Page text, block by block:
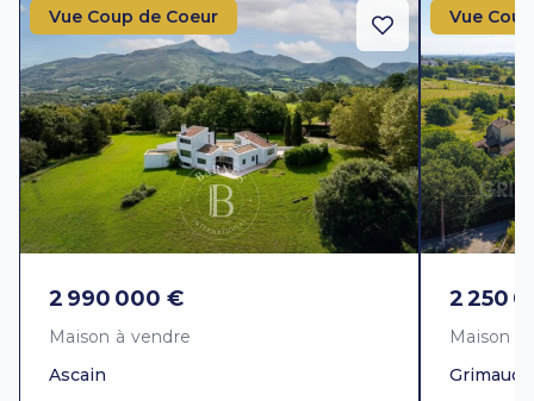
Vue Coup de Coeur
2 990 000 €
Maison à vendre
Ascain
Vue
2 250
Maison à
Grimaud